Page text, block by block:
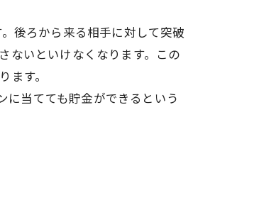
後ろから来る相手に対して突破
ないといけなくなります。この
す。
に当てても貯金ができるという